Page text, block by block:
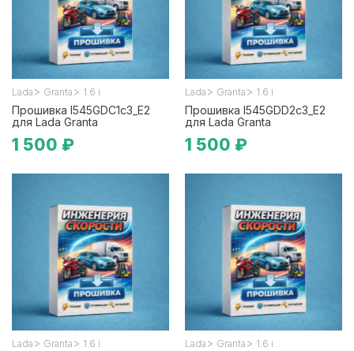
Lada > Granta > 1.6 i
Прошивка I545GDC1c3_Е2
для Lada Granta
1 500 ₽
Lada > Granta > 1.6 i
Прошивка I545GDD2c3_E2
для Lada Granta
1 500 ₽
Lada > Granta > 1.6 i Lada > Granta > 1.6 i